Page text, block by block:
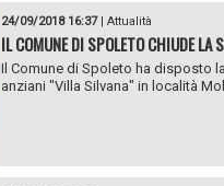
24/09/2018 16:37| Attualità
IL COMUNE DI SPOLETO CHIUDE LA
Il Comune di Spoleto ha disposto
anziani "Villa Silvana" in località